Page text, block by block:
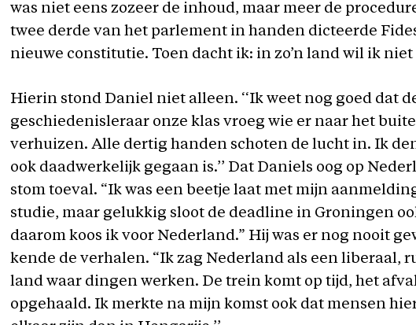
was niet eens zozeer de inhoud, maar meer de
twee derde van het parlement in handen dicteerde
nieuwe constitutie. Toen dacht ik: in zo’n land wil ik niet
Hierin stond Daniel niet alleen. ‘‘Ik weet nog goed dat
geschiedenisleraar onze klas vroeg wie er naar het
verhuizen. Alle dertig handen schoten de lucht in. Ik
ook daadwerkelijk gegaan is.’’ Dat Daniels oog op
stom toeval. “Ik was een beetje laat met mijn
studie, maar gelukkig sloot de deadline in Groningen
daarom koos ik voor Nederland.” Hij was er nog nooit
kende de verhalen. “Ik zag Nederland als een liberaal,
land waar dingen werken. De trein komt op tijd, het
opgehaald. Ik merkte na mijn komst ook dat mensen